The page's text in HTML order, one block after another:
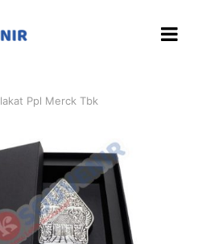
Ppl Merck Tbk